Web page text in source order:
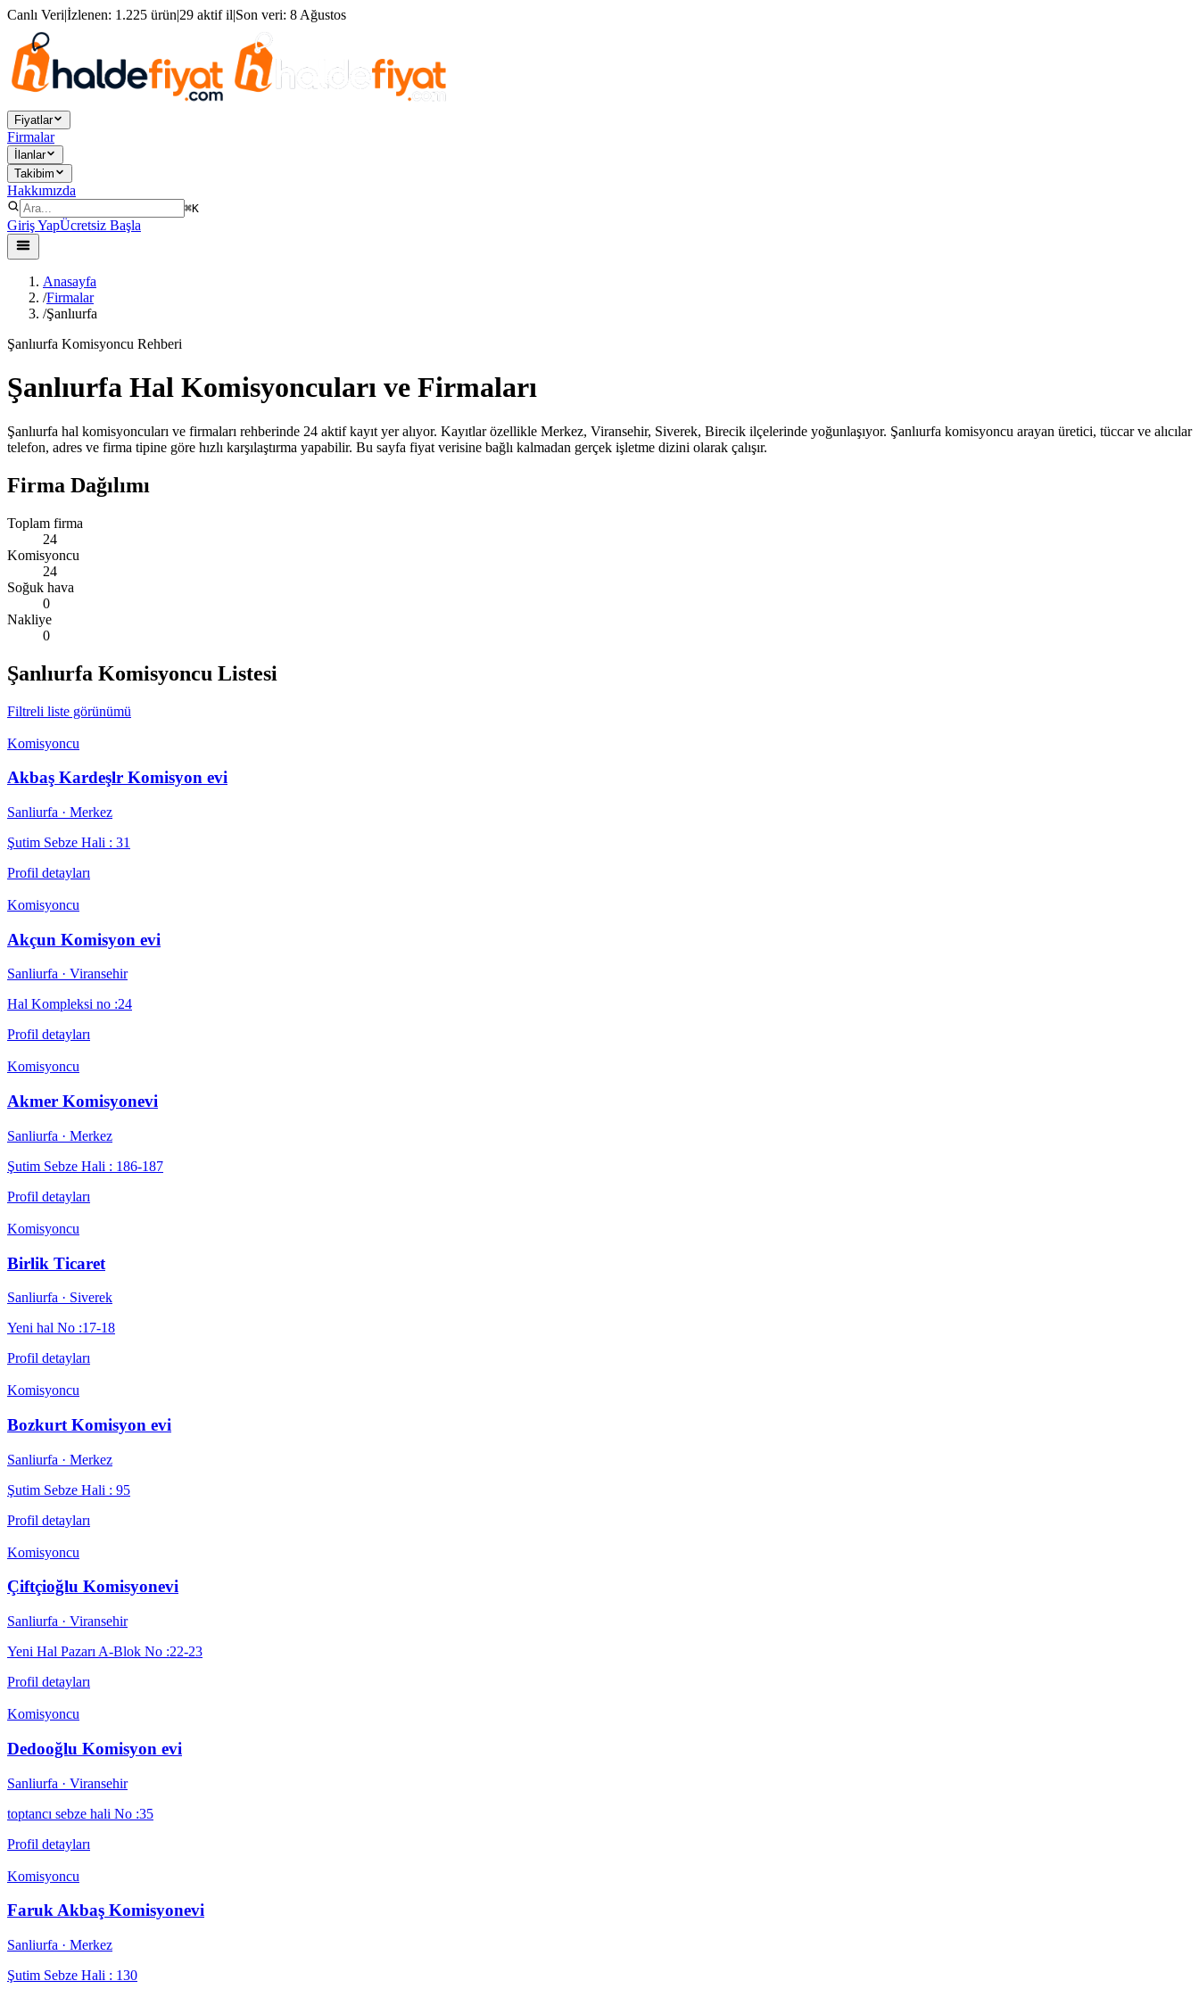
Canlı Veri|İzlenen: 1.225 ürün|29 aktif il|Son veri: 8 Ağustos
Fiyatlar
Firmalar
İlanlar
Takibim
Hakkımızda
⌘K
Giriş YapÜcretsiz Başla
Anasayfa
/Firmalar
/Şanlıurfa
Şanlıurfa Komisyoncu Rehberi
Şanlıurfa Hal Komisyoncuları ve Firmaları
Şanlıurfa hal komisyoncuları ve firmaları rehberinde 24 aktif kayıt yer alıyor. Kayıtlar özellikle Merkez, Viransehir, Siverek, Birecik ilçelerinde yoğunlaşıyor. Şanlıurfa komisyoncu arayan üretici, tüccar ve alıcılar
telefon, adres ve firma tipine göre hızlı karşılaştırma yapabilir. Bu sayfa fiyat verisine bağlı kalmadan gerçek işletme dizini olarak çalışır.
Firma Dağılımı
Toplam firma
24
Komisyoncu
24
Soğuk hava
0
Nakliye
0
Şanlıurfa Komisyoncu Listesi
Filtreli liste görünümü
Komisyoncu
Akbaş Kardeşlr Komisyon evi
Sanliurfa · Merkez
Şutim Sebze Hali : 31
Profil detayları
Komisyoncu
Akçun Komisyon evi
Sanliurfa · Viransehir
Hal Kompleksi no :24
Profil detayları
Komisyoncu
Akmer Komisyonevi
Sanliurfa · Merkez
Şutim Sebze Hali : 186-187
Profil detayları
Komisyoncu
Birlik Ticaret
Sanliurfa · Siverek
Yeni hal No :17-18
Profil detayları
Komisyoncu
Bozkurt Komisyon evi
Sanliurfa · Merkez
Şutim Sebze Hali : 95
Profil detayları
Komisyoncu
Çiftçioğlu Komisyonevi
Sanliurfa · Viransehir
Yeni Hal Pazarı A-Blok No :22-23
Profil detayları
Komisyoncu
Dedooğlu Komisyon evi
Sanliurfa · Viransehir
toptancı sebze hali No :35
Profil detayları
Komisyoncu
Faruk Akbaş Komisyonevi
Sanliurfa · Merkez
Şutim Sebze Hali : 130